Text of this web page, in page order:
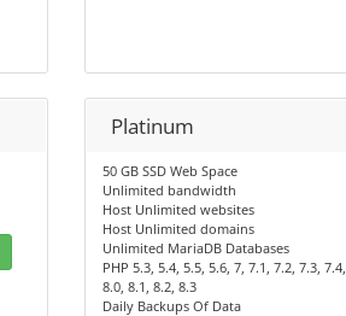
Platinum
50 GB SSD Web Space
Unlimited bandwidth
Host Unlimited websites
Host Unlimited domains
Unlimited MariaDB Databases
PHP 5.3, 5.4, 5.5, 5.6, 7, 7.1, 7.2, 7.3, 7.4,
8.0, 8.1, 8.2, 8.3
Daily Backups Of Data